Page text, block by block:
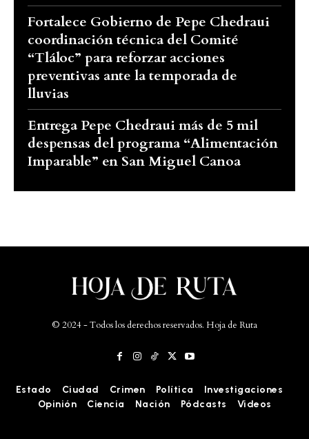
Fortalece Gobierno de Pepe Chedraui
coordinación técnica del Comité
“Tláloc” para reforzar acciones
preventivas ante la temporada de
lluvias
Entrega Pepe Chedraui más de 5 mil
despensas del programa “Alimentación
Imparable” en San Miguel Canoa
© 2024 - Todos los derechos reservados. Hoja de Ruta
Estado Ciudad Crimen Política
Investigaciones
Opinión
Ciencia Nación Pódcasts Videos